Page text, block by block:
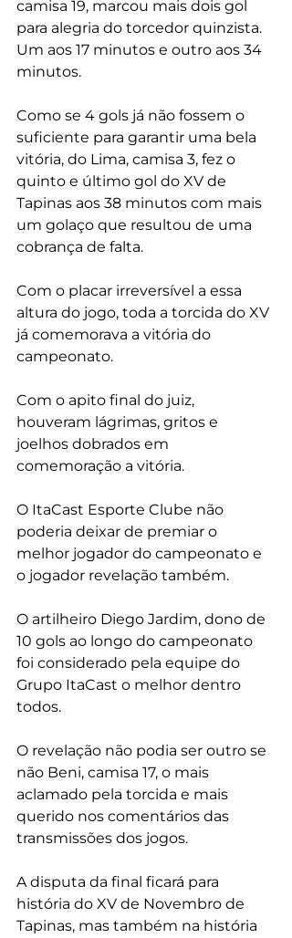
camisa 19, marcou mais dois gol
para alegria do torcedor quinzista.
Um aos 17 minutos e outro aos 34
minutos.
Como se 4 gols já não fossem o
suficiente para garantir uma bela
vitória, do Lima, camisa 3, fez o
quinto e último gol do XV de
Tapinas aos 38 minutos com mais
um golaço que resultou de uma
cobrança de falta.
Com o placar irreversível a essa
altura do jogo, toda a torcida do XV
já comemorava a vitória do
campeonato.
Com o apito final do juiz,
houveram lágrimas, gritos e
joelhos dobrados em
comemoração a vitória.
O ItaCast Esporte Clube não
poderia deixar de premiar o
melhor jogador do campeonato e
o jogador revelação também.
O artilheiro Diego Jardim, dono de
10 gols ao longo do campeonato
foi considerado pela equipe do
Grupo ItaCast o melhor dentro
todos.
O revelação não podia ser outro se
não Beni, camisa 17, o mais
aclamado pela torcida e mais
querido nos comentários das
transmissões dos jogos.
A disputa da final ficará para
história do XV de Novembro de
Tapinas, mas também na história